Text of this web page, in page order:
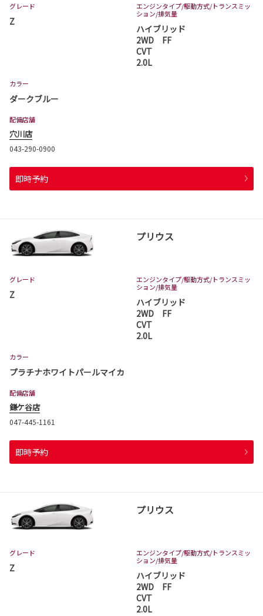
グレード
Z
エンジンタイプ/駆動方式/トランスミッ
ション/排気量
ハイブリッド
2WD FF
CVT
2.0L
カラー
ダークブルー
配備店舗
穴川店
043-290-0900
即時予約
プリウス
グレード
Z
エンジンタイプ/駆動方式/トランスミッ
ション/排気量
ハイブリッド
2WD FF
CVT
2.0L
カラー
プラチナホワイトパールマイカ
配備店舗
鎌ケ谷店
047-445-1161
即時予約
プリウス
グレード
Z
エンジンタイプ/駆動方式/トランスミッ
ション/排気量
ハイブリッド
2WD FF
CVT
2.0L